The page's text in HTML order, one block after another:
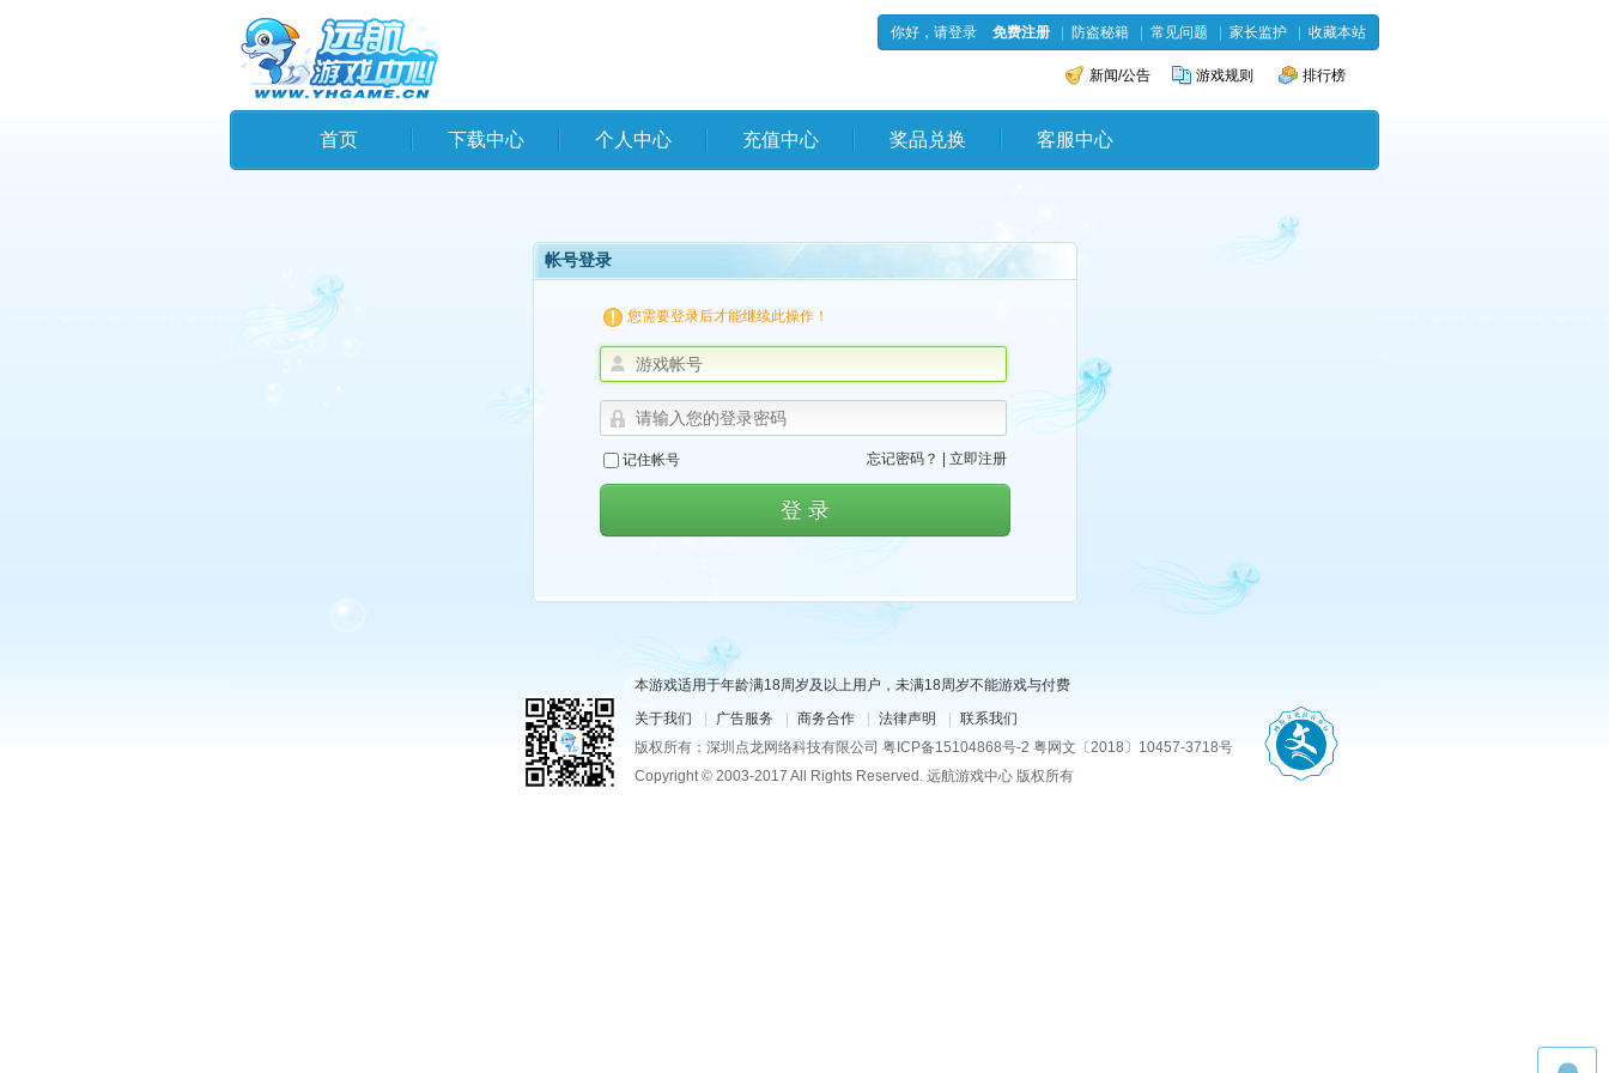
你好，请登录 免费注册 防盗秘籍 常见问题 家长监护 收藏本站
新闻/公告 游戏规则 排行榜
首页 下载中心 个人中心 充值中心 奖品兑换 客服中心
帐号登录
您需要登录后才能继续此操作！
忘记密码？ 立即注册
记住帐号
登 录
本游戏适用于年龄满18周岁及以上用户，未满18周岁不能游戏与付费
关于我们
广告服务 商务合作 法律声明
联系我们
版权所有：深圳点龙网络科技有限公司 粤ICP备15104868号-2 粤网文〔2018〕10457-3718号
Copyright © 2003-2017 All Rights Reserved. 远航游戏中心 版权所有